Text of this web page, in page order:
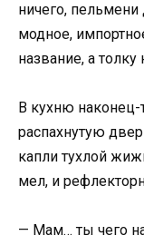
ничего,
модное,
название, а толку
В кухню
распахнутую
капли тухлой
мел, и
— Мам… ты чего